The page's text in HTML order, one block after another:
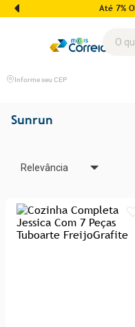
Até 7%
Informe seu CEP
Sunrun
Relevância